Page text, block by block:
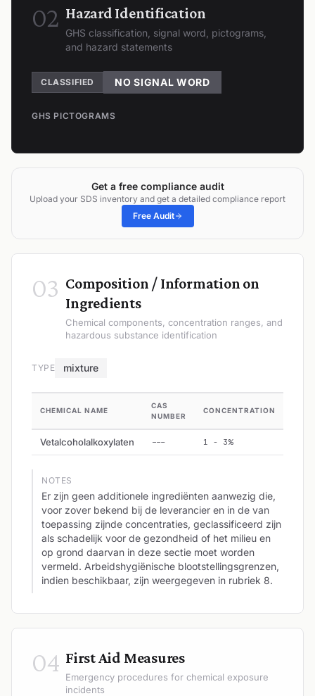
02 Hazard Identification
GHS classification, signal word, pictograms,
and hazard statements
CLASSIFIED NO SIGNAL WORD
GHS PICTOGRAMS
Get a free compliance audit
Upload your SDS inventory and get a detailed compliance report
Free Audit
03 Composition / Information on
Ingredients
Chemical components, concentration ranges, and
hazardous substance identification
TYPE mixture
CHEMICAL NAME
CAS
NUMBER
CONCENTRATION
Vetalcoholalkoxylaten --- 1 - 3%
NOTES
Er zijn geen additionele ingrediënten aanwezig die,
voor zover bekend bij de leverancier en in de van
toepassing zijnde concentraties, geclassificeerd zijn
als schadelijk voor de gezondheid of het milieu en
op grond daarvan in deze sectie moet worden
vermeld. Arbeidshygiënische blootstellingsgrenzen,
indien beschikbaar, zijn weergegeven in rubriek 8.
04 First Aid Measures
Emergency procedures for chemical exposure
incidents